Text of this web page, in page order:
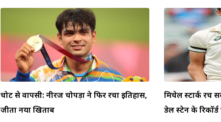
चोट से वापसी: नीरज चोपड़ा ने फिर रचा इतिहास,
जीता नया खिताब
मिचेल स्टार्क रच
डेल स्टेन के